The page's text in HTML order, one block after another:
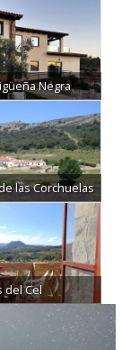
Negra
las Corchuelas
del Cel